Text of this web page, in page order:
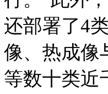
还部署了4
像、热成像
等数十类近